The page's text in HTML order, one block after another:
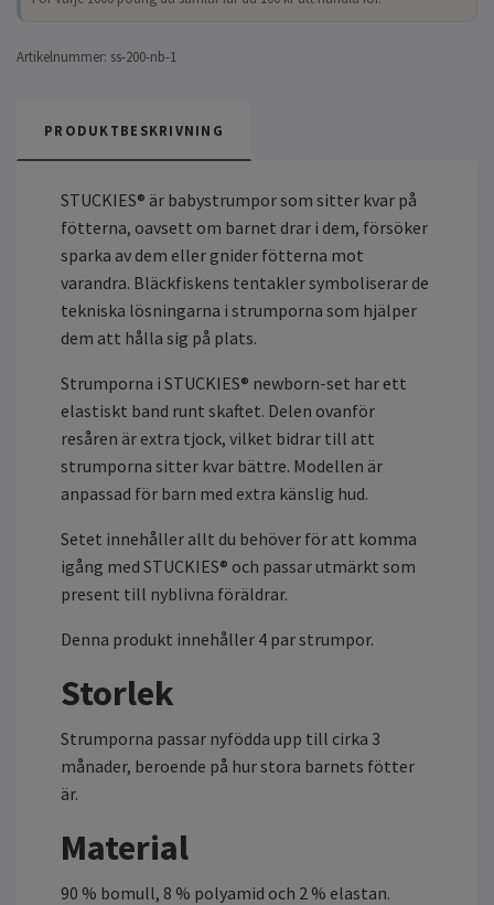
Artikelnummer: ss-200-nb-1
PRODUKTBESKRIVNING
STUCKIES® är babystrumpor som sitter kvar på
fötterna, oavsett om barnet drar i dem, försöker
sparka av dem eller gnider fötterna mot
varandra. Bläckfiskens tentakler symboliserar de
tekniska lösningarna i strumporna som hjälper
dem att hålla sig på plats.
Strumporna i STUCKIES® newborn-set har ett
elastiskt band runt skaftet. Delen ovanför
resåren är extra tjock, vilket bidrar till att
strumporna sitter kvar bättre. Modellen är
anpassad för barn med extra känslig hud.
Setet innehåller allt du behöver för att komma
igång med STUCKIES® och passar utmärkt som
present till nyblivna föräldrar.
Denna produkt innehåller 4 par strumpor.
Storlek
Strumporna passar nyfödda upp till cirka 3
månader, beroende på hur stora barnets fötter
är.
Material
90 % bomull, 8 % polyamid och 2 % elastan.